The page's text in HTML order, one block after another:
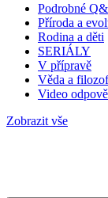
Podrobné
Příroda a
Rodina a děti
SERIÁLY
V přípravě
Věda a
Video
Zobrazit vše